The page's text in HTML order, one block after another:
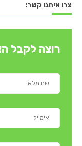
צרו איתנו קשר:
רוצה לקבל